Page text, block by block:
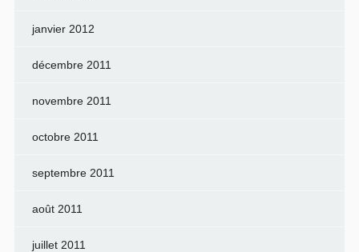
janvier 2012
décembre 2011
novembre 2011
octobre 2011
septembre 2011
août 2011
juillet 2011